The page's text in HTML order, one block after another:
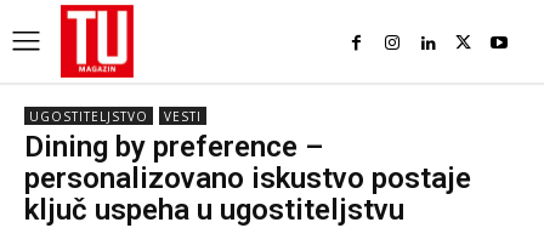
UGOSTITELJSTVO VESTI
Dining by preference –
personalizovano iskustvo postaje
ključ uspeha u ugostiteljstvu